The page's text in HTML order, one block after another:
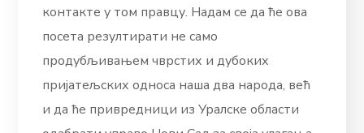
контакте у том правцу. Надам се да ће ова
посета резултирати не само
продубљивањем чврстих и дубоких
пријатељских односа наша два народа, већ
и да ће привредници из Уралске области